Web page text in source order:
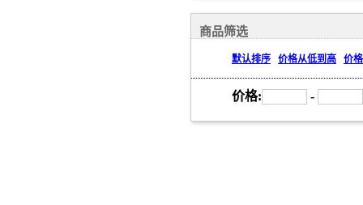
商品筛选
默认排序 价格从低到高 价
价格: -